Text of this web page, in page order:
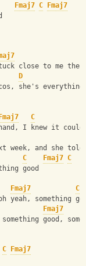
Fmaj7 C
Fmaj7
close to me the
D
she's
Fmaj7
C
hand, I knew it
week, and she told
C Fmaj7 C
good
Fmaj7
C
yeah, something
Fmaj7
something good,
C Fmaj7